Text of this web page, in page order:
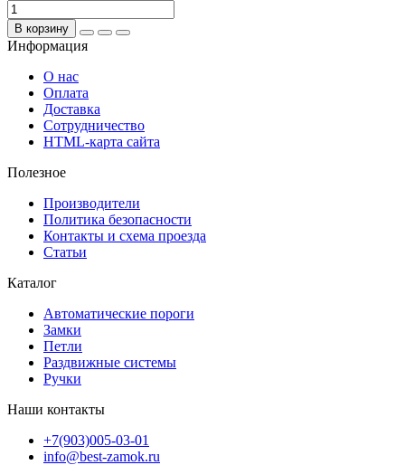
В корзину
Информация
О нас
Оплата
Доставка
Сотрудничество
HTML-карта сайта
Полезное
Производители
Политика безопасности
Контакты и схема проезда
Статьи
Каталог
Автоматические пороги
Замки
Петли
Раздвижные системы
Ручки
Наши контакты
+7(903)005-03-01
info@best-zamok.ru